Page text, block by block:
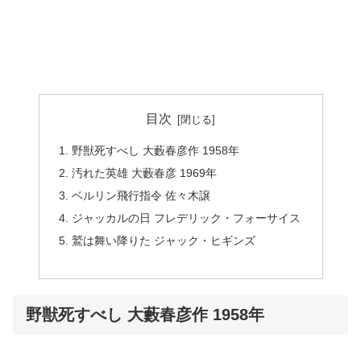
目次
野獣死すべし 大藪春彦作 1958年
汚れた英雄 大藪春彦 1969年
ベルリン飛行指令 佐々木譲
ジャッカルの日 フレデリック・フォーサイス
鷲は舞い降りた ジャック・ヒギンズ
野獣死すべし 大藪春彦作 1958年